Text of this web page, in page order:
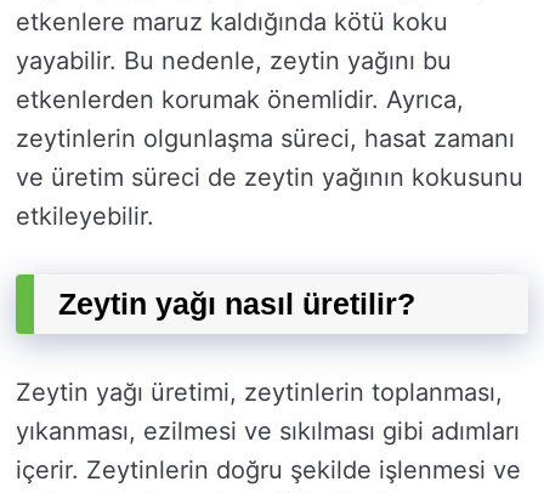
etkenlere maruz kaldığında kötü koku
yayabilir. Bu nedenle, zeytin yağını bu
etkenlerden korumak önemlidir. Ayrıca,
zeytinlerin olgunlaşma süreci, hasat zamanı
ve üretim süreci de zeytin yağının kokusunu
etkileyebilir.
Zeytin yağı nasıl üretilir?
Zeytin yağı üretimi, zeytinlerin toplanması,
yıkanması, ezilmesi ve sıkılması gibi adımları
içerir. Zeytinlerin doğru şekilde işlenmesi ve